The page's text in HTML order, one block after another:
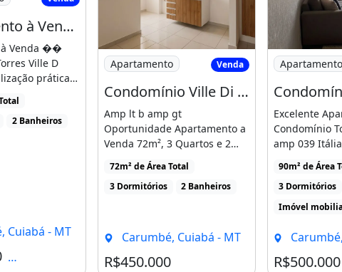
Apartamento à Venda no Condomínio Torres Ville D ��Italia
Venda ��
Ville D
prática e
dos [...]
2 Banheiros
Cuiabá - MT
Condomínio R$400
Imagem: Condomínio Ville Di Itália -
Apartamento Venda
Condomínio Ville Di Itália - OPORTUNIDADE APARTAMENTO A VENDA
Amp lt b amp gt
Oportunidade Apartamento a
Venda 72m², 3 Quartos e 2
Vagas Cobertas - Ville D
��Italia [...]
72m² de Área Total
3 Dormitórios
2 Banheiros
Carumbé, Cuiabá - MT
R$450.000
Imagem:
Apartamento
Excelente
Condomínio
amp 039
gt amp lt br
90m² de Área
3 Dormitórios
Imóvel
R$500.000